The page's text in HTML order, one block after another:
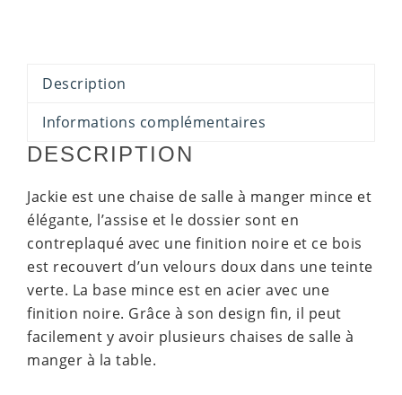
Description
Informations complémentaires
DESCRIPTION
Jackie est une chaise de salle à manger mince et
élégante, l’assise et le dossier sont en
contreplaqué avec une finition noire et ce bois
est recouvert d’un velours doux dans une teinte
verte. La base mince est en acier avec une
finition noire. Grâce à son design fin, il peut
facilement y avoir plusieurs chaises de salle à
manger à la table.